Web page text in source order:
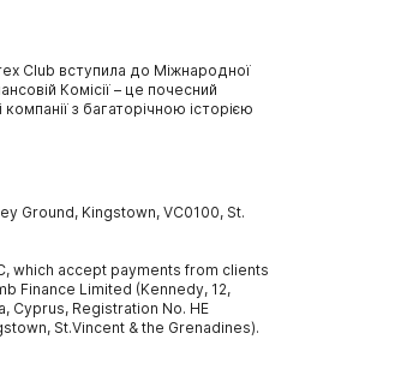
Club вступила до Міжнародної
Комісії – це почесний
з багаторічною історією
Ground, Kingstown, VC0100, St.
which accept payments from clients
Finance Limited (Kennedy, 12,
Cyprus, Registration No. HE
St.Vincent & the Grenadines).